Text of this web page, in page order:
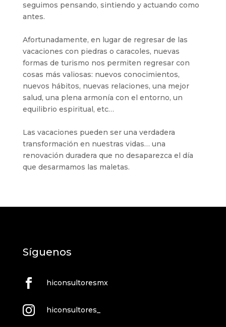
seguimos pensando, sintiendo y actuando como
antes.
Afortunadamente, en lugar de regresar de las
vacaciones con piedras o caracoles, nuevas
formas de turismo nos permiten regresar con
cosas más valiosas: nuevos conocimientos,
nuevos hábitos, nuevas relaciones, una mejor
salud, una plena armonía con el entorno, un
equilibrio espiritual, etc…
Las vacaciones pueden ser una verdadera
transformación en nuestras vidas… una
renovación duradera que no desaparezca el día
que desarmamos las maletas.
Síguenos
 hiconsultoresmx
 hiconsultores_